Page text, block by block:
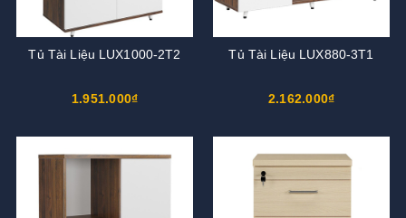
Tủ Tài Liệu LUX1000-2T2
1.951.000₫
Tủ Tài Liệu LUX880-3T1
2.162.000₫